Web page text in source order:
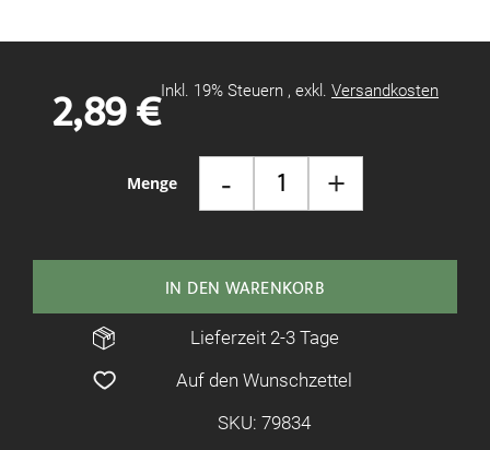
Menge - +
2,89 €Inkl. 19% Steuern , exkl. Versandkosten
IN DEN WARENKORB
Lieferzeit 2-3 Tage
Auf den Wunschzettel
SKU: 79834
springen